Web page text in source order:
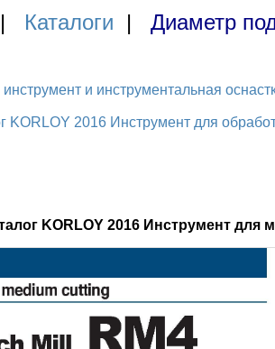
| Каталоги | Диаметр
и инструментальная
KORLOY 2016 Инструмент для
KORLOY 2016 Инструмент